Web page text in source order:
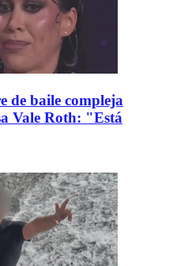
de baile compleja
Vale Roth: "Está